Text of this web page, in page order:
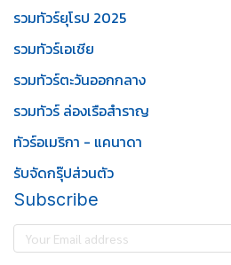
รวมทัวร์ยุโรป 2025
รวมทัวร์เอเชีย
รวมทัวร์ตะวันออกกลาง
รวมทัวร์ ล่องเรือสำราญ
ทัวร์อเมริกา - แคนาดา
รับจัดกรุ๊ปส่วนตัว
Subscribe